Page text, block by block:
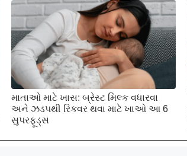
માતાઓ માટે ખાસ: બ્રેસ્ટ મિલ્ક વધારવા
અને ઝડપથી રિકવર થવા માટે ખાઓ આ 6
સુપરફૂડ્સ